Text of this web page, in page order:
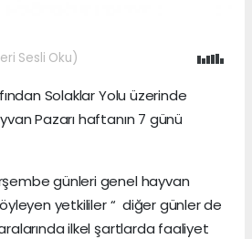
Sesli Oku)
Solaklar Yolu üzerinde
Pazarı haftanın 7 günü
günleri genel hayvan
yetkililer “ diğer günler de
ilkel şartlarda faaliyet